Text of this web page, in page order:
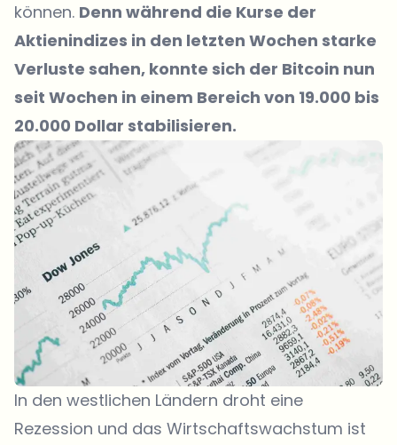
können. Denn während die Kurse der
Aktienindizes in den letzten Wochen starke
Verluste sahen, konnte sich der Bitcoin nun
seit Wochen in einem Bereich von 19.000 bis
20.000 Dollar stabilisieren.
In den westlichen Ländern droht eine
Rezession und das Wirtschaftswachstum ist